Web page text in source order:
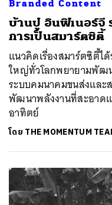
Branded Content
บ้านปู อินฟิเนอร์จี
การเป็นสมาร์ตซิตี้
แนวคิดเรื่องสมาร์ตซิตี้ไ
ใหญ่ทั่วโลกพยายามพัฒ
ระบบคมนาคมขนส่งและ
พัฒนาพลังงานที่สะอาดแ
อาทิตย์
โดย THE MOMENTUM
ค้นหา
SHARE